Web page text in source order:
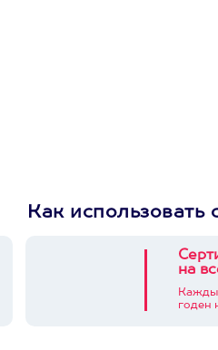
Как использовать
на
годен